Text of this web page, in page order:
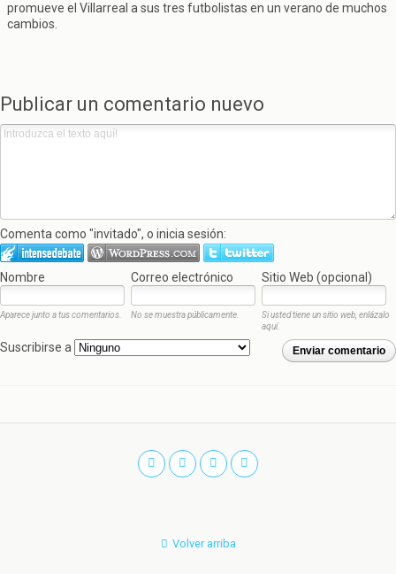
promueve el Villarreal a sus tres futbolistas en un verano de muchos
cambios.
Publicar un comentario nuevo
Comenta como "invitado", o inicia sesión:
Nombre Correo electrónico Sitio Web (opcional)
Aparece junto a tus comentarios. No se muestra públicamente.
Si usted tiene un sitio web, enlázalo
aquí.
Enviar comentario
Suscribirse a
Volver arriba